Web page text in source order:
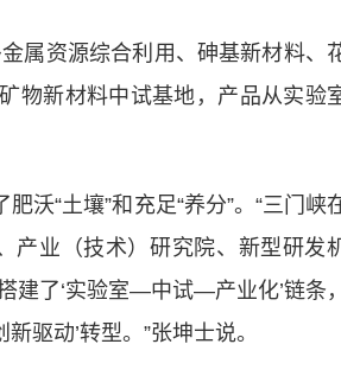
属资源综合利用、砷基新材料、
物新材料中试基地，产品从实验
“土壤”和充足“养分”。“三门峡
产业（技术）研究院、新型研发
建了‘实验室—中试—产业化’链条，
驱动’转型。”张坤士说。